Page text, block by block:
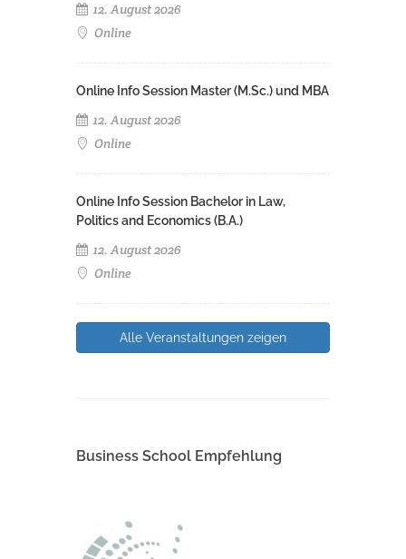
12. August 2026
Online
Online Info Session Master (M.Sc.) und MBA
12. August 2026
Online
Online Info Session Bachelor in Law,
Politics and Economics (B.A.)
12. August 2026
Online
Alle Veranstaltungen zeigen
Business School Empfehlung